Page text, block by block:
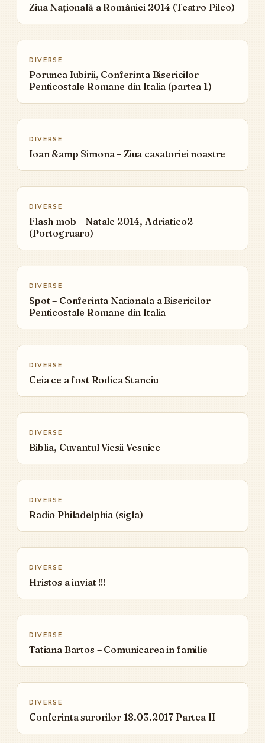
Ziua Națională a României 2014 (Teatro Pileo)
▶
DIVERSE
Porunca Iubirii, Conferinta Bisericilor
Penticostale Romane din Italia (partea 1)
▶
DIVERSE
Ioan &amp Simona – Ziua casatoriei noastre
▶
DIVERSE
Flash mob – Natale 2014, Adriatico2
(Portogruaro)
▶
DIVERSE
Spot – Conferinta Nationala a Bisericilor
Penticostale Romane din Italia
▶
DIVERSE
Ceia ce a fost Rodica Stanciu
▶
DIVERSE
Biblia, Cuvantul Viesii Vesnice
▶
DIVERSE
Radio Philadelphia (sigla)
▶
DIVERSE
Hristos a inviat !!!
▶
DIVERSE
Tatiana Bartos – Comunicarea in familie
▶
DIVERSE
Conferinta surorilor 18.03.2017 Partea II